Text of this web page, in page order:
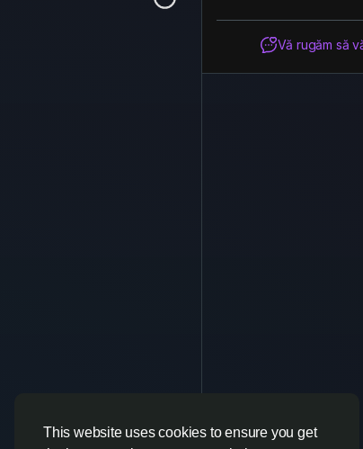
This website uses cookies to ensure you get
Vă rugăm să